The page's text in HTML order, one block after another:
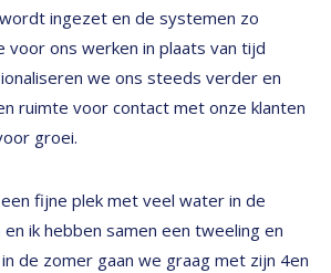
ingezet en de systemen zo
voor ons werken in plaats van tijd
we ons steeds verder en
ruimte voor contact met onze klanten
groei.
fijne plek met veel water in de
ik hebben samen een tweeling en
de zomer gaan we graag met zijn 4en